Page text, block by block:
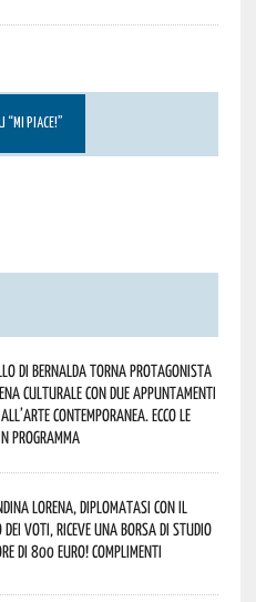
“MI PIACE!”
di Bernalda torna protagonista
culturale con due appuntamenti
contemporanea. Ecco le
programma
Lorena, diplomatasi con il
dei voti, riceve una borsa di studio
di 800 euro! Complimenti